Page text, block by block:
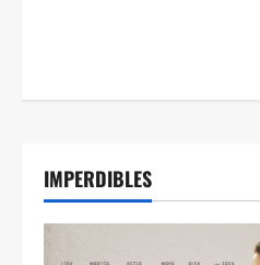
IMPERDIBLES